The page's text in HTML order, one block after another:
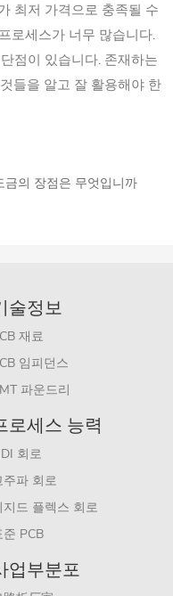
최저 가격으로 충족될 수
로세스가 너무 많습니다.
점이 있습니다. 존재하는
들을 알고 잘 활용해야 한
금의 장점은 무엇입니까
술정보
재료
임피던스
파운드리
로세스 능력
회로
주파 회로
지드 플렉스 회로
준 PCB
업부분포